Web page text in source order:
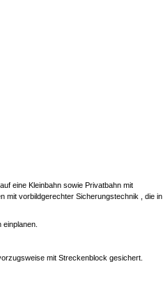
eine Kleinbahn sowie Privatbahn mit
vorbildgerechter Sicherungstechnik , die in
mit Streckenblock gesichert.